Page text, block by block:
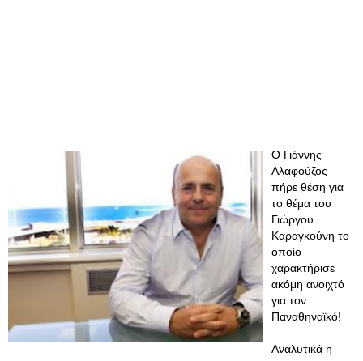
O Γιάννης
Αλαφούζος
πήρε θέση για
το θέμα του
Γιώργου
Καραγκούνη το
οποίο
χαρακτήρισε
ακόμη ανοιχτό
για τον
Παναθηναϊκό!
Αναλυτικά η